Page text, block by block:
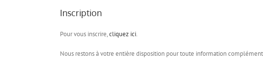
Inscription
Pour vous inscrire,cliquez ici.
Nous restons à votre entière disposition pour toute information